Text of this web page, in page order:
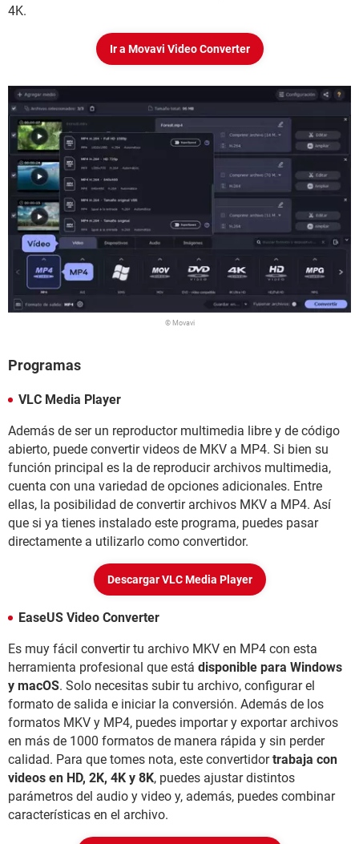
4K.
Ir a Movavi Video Converter
© Movavi
Programas
VLC Media Player
Además de ser un reproductor multimedia libre y de código
abierto, puede convertir videos de MKV a MP4. Si bien su
función principal es la de reproducir archivos multimedia,
cuenta con una variedad de opciones adicionales. Entre
ellas, la posibilidad de convertir archivos MKV a MP4. Así
que si ya tienes instalado este programa, puedes pasar
directamente a utilizarlo como convertidor.
Descargar VLC Media Player
EaseUS Video Converter
Es muy fácil convertir tu archivo MKV en MP4 con esta
herramienta profesional que está disponible para Windows
y macOS. Solo necesitas subir tu archivo, configurar el
formato de salida e iniciar la conversión. Además de los
formatos MKV y MP4, puedes importar y exportar archivos
en más de 1000 formatos de manera rápida y sin perder
calidad. Para que tomes nota, este convertidortrabaja con
videos en HD, 2K, 4K y 8K, puedes ajustar distintos
parámetros del audio y video y, además, puedes combinar
características en el archivo.